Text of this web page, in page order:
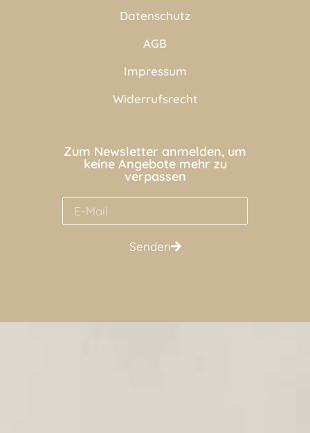
Datenschutz
AGB
Impressum
Widerrufsrecht
Zum Newsletter anmelden, um
keine Angebote mehr zu
verpassen
Senden